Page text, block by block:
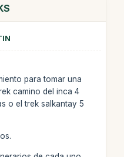
para tomar una
camino del inca 4
o el trek salkantay 5